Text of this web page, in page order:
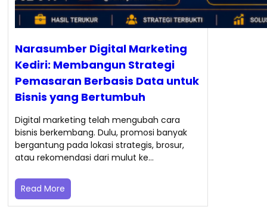
Narasumber Digital Marketing
Kediri: Membangun Strategi
Pemasaran Berbasis Data untuk
Bisnis yang Bertumbuh
Digital marketing telah mengubah cara
bisnis berkembang. Dulu, promosi banyak
bergantung pada lokasi strategis, brosur,
atau rekomendasi dari mulut ke…
Read More